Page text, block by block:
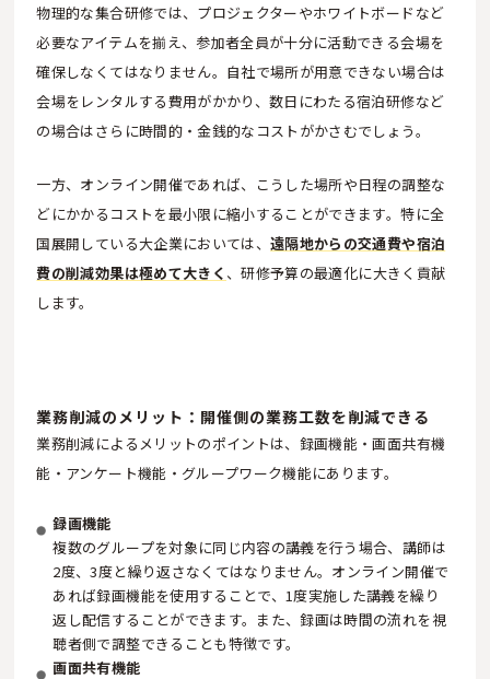
物理的な集合研修では、プロジェクターやホワイトボードなど
必要なアイテムを揃え、参加者全員が十分に活動できる会場を
確保しなくてはなりません。自社で場所が用意できない場合は
会場をレンタルする費用がかかり、数日にわたる宿泊研修など
の場合はさらに時間的・金銭的なコストがかさむでしょう。
一方、オンライン開催であれば、こうした場所や日程の調整な
どにかかるコストを最小限に縮小することができます。特に全
国展開している大企業においては、遠隔地からの交通費や宿泊
費の削減効果は極めて大きく 、研修予算の最適化に大きく貢献
します。
業務削減のメリット：開催側の業務工数を削減できる
業務削減によるメリットのポイントは、録画機能・画面共有機
能・アンケート機能・グループワーク機能にあります。
録画機能
複数のグループを対象に同じ内容の講義を行う場合、講師は
2度、3度と繰り返さなくてはなりません。オンライン開催で
あれば録画機能を使用することで、1度実施した講義を繰り
返し配信することができます。また、録画は時間の流れを視
聴者側で調整できることも特徴です。
画面共有機能